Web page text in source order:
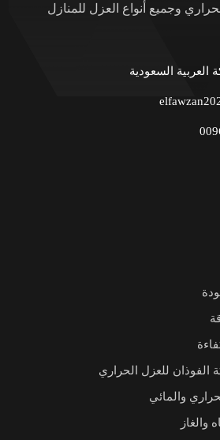
وجميع أنواع العزل للمنازل
العربية السعودية
الفوذان للعزل الحراري
والمائي